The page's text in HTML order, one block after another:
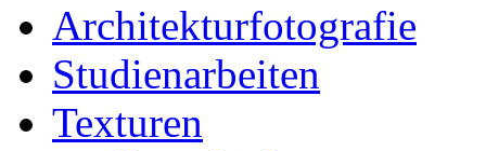
Architekturfotografie
Studienarbeiten
Texturen